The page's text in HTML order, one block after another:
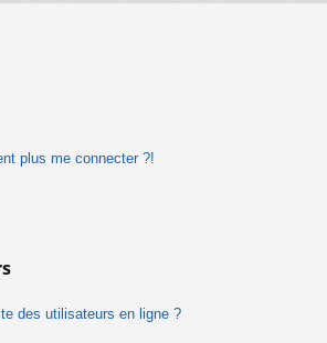
plus me connecter ?!
des utilisateurs en ligne ?